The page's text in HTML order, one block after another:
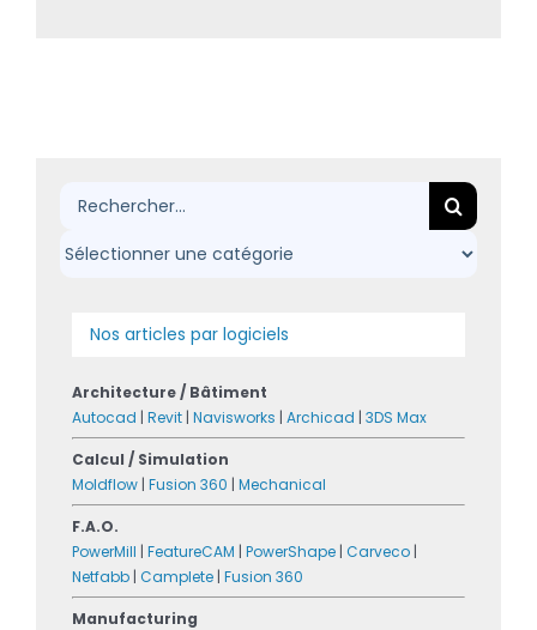
Rechercher:
Nos articles par logiciels
Architecture / Bâtiment
Autocad | Revit | Navisworks | Archicad | 3DS Max
Calcul / Simulation
Moldflow | Fusion 360 | Mechanical
F.A.O.
PowerMill | FeatureCAM | PowerShape | Carveco |
Netfabb | Camplete | Fusion 360
Manufacturing